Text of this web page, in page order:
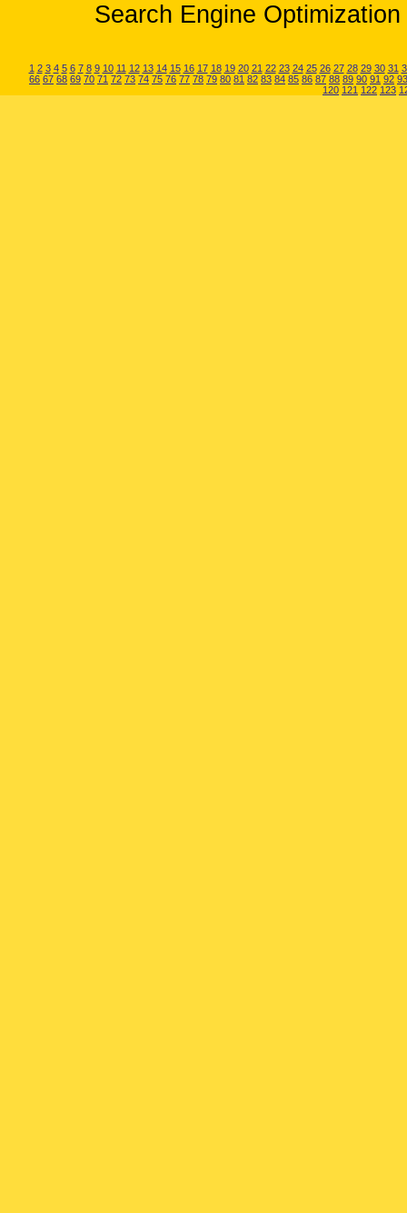
Search Engine
1 2 3 4 5 6 7 8 9 10 11 12 13 14 15 16 17 18 19 20 21 22 23 24 25 26 27 28 29 30 31
66 67 68 69 70 71 72 73 74 75 76 77 78 79 80 81 82 83 84 85 86 87 88 89 90 91 92 93
120 121 122 123